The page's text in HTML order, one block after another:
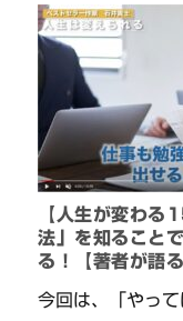
【人生が変わる
法」を知ること
る！【著者が語る
今回は、「やって